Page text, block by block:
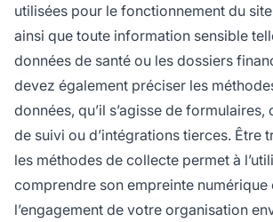
utilisées pour le fonctionnement du site
ainsi que toute information sensible
données de santé ou les dossiers
devez également préciser les
données, qu’il s’agisse de
de suivi ou d’intégrations tierces. Être
les méthodes de collecte permet à
comprendre son empreinte numérique
l’engagement de votre organisation